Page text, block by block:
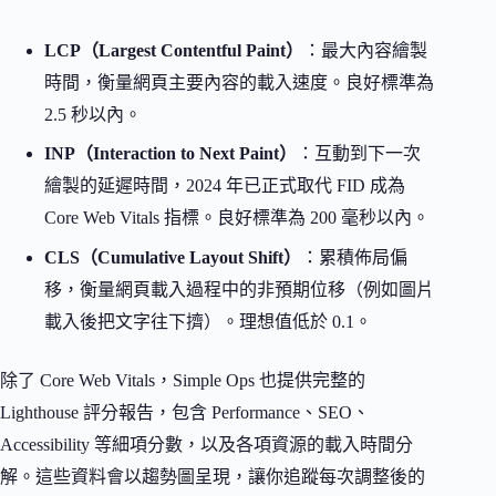
LCP（Largest Contentful Paint）
：最大內容繪製
時間，衡量網頁主要內容的載入速度。良好標準為
2.5 秒以內。
INP（Interaction to Next Paint）
：互動到下一次
繪製的延遲時間，2024 年已正式取代 FID 成為
Core Web Vitals 指標。良好標準為 200 毫秒以內。
CLS（Cumulative Layout Shift）
：累積佈局偏
移，衡量網頁載入過程中的非預期位移（例如圖片
載入後把文字往下擠）。理想值低於 0.1。
除了 Core Web Vitals，Simple Ops 也提供完整的
Lighthouse 評分報告，包含 Performance、SEO、
Accessibility 等細項分數，以及各項資源的載入時間分
解。這些資料會以趨勢圖呈現，讓你追蹤每次調整後的